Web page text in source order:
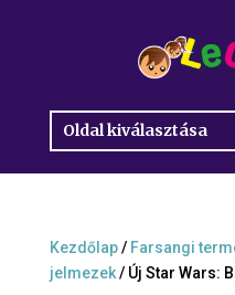
Oldal kiválasztása
Kezdőlap/ Farsangi
jelmezek/ Új Star Wars: